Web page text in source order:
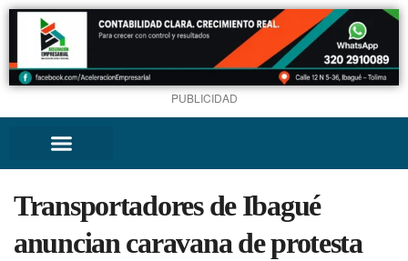
PUBLICIDAD
Transportadores de Ibagué
anuncian caravana de protesta